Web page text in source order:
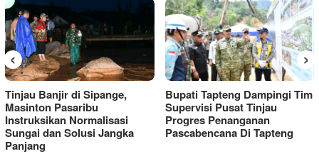
Tinjau Banjir di Sipange,
Masinton Pasaribu
Instruksikan Normalisasi
Sungai dan Solusi Jangka
Panjang
Bupati Tapteng Dampingi Tim
Supervisi Pusat Tinjau
Progres Penanganan
Pascabencana Di Tapteng
‹ ›